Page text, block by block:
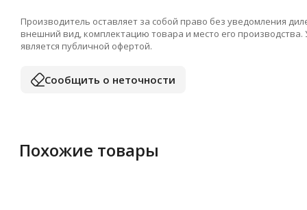
Производитель оставляет за собой право без уведомления
внешний вид, комплектацию товара и место его
является публичной офертой.
Сообщить о неточности
Похожие товары